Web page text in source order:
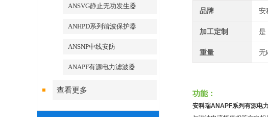
ANSVG静止无功发生器
ANHPD系列谐波保护器
ANSNP中线安防
ANAPF有源电力滤波器
查看更多
品牌 安
加工定制 是
重量 无
功能：
安科瑞ANAPF系列有源电